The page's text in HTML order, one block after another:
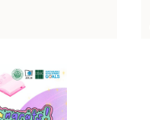
พรด์ ๒๕๖๙